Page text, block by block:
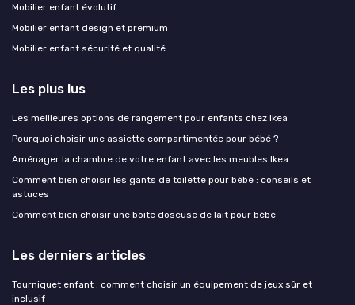
Mobilier enfant évolutif
Mobilier enfant design et premium
Mobilier enfant sécurité et qualité
Les plus lus
Les meilleures options de rangement pour enfants chez Ikea
Pourquoi choisir une assiette compartimentée pour bébé ?
Aménager la chambre de votre enfant avec les meubles Ikea
Comment bien choisir les gants de toilette pour bébé : conseils et
astuces
Comment bien choisir une boite doseuse de lait pour bébé
Les derniers articles
Tourniquet enfant : comment choisir un équipement de jeux sûr et
inclusif